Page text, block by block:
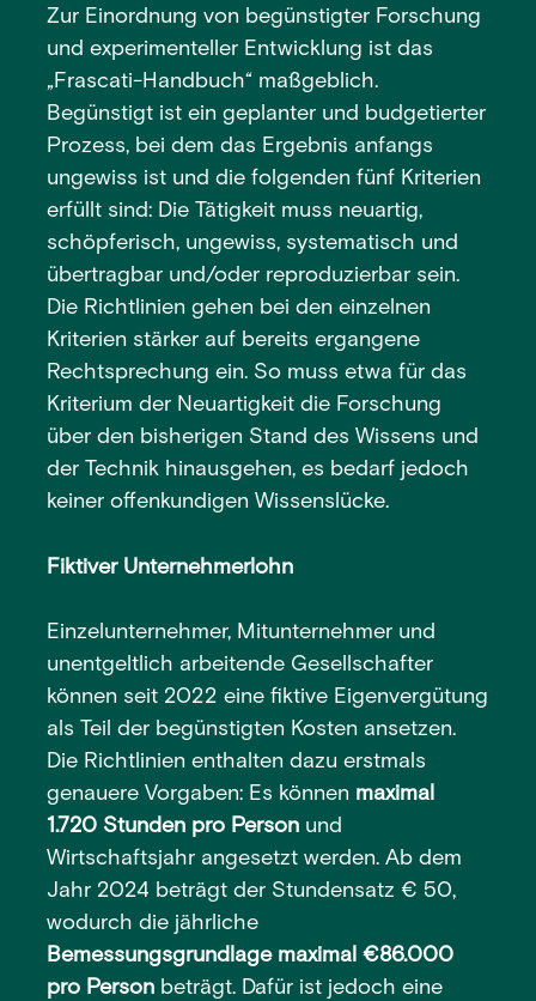
Zur Einordnung von begünstigter Forschung
und experimenteller Entwicklung ist das
„Frascati-Handbuch“ maßgeblich.
Begünstigt ist ein geplanter und budgetierter
Prozess, bei dem das Ergebnis anfangs
ungewiss ist und die folgenden fünf Kriterien
erfüllt sind: Die Tätigkeit muss neuartig,
schöpferisch, ungewiss, systematisch und
übertragbar und/oder reproduzierbar sein.
Die Richtlinien gehen bei den einzelnen
Kriterien stärker auf bereits ergangene
Rechtsprechung ein. So muss etwa für das
Kriterium der Neuartigkeit die Forschung
über den bisherigen Stand des Wissens und
der Technik hinausgehen, es bedarf jedoch
keiner offenkundigen Wissenslücke.
Fiktiver Unternehmerlohn
Einzelunternehmer, Mitunternehmer und
unentgeltlich arbeitende Gesellschafter
können seit 2022 eine fiktive Eigenvergütung
als Teil der begünstigten Kosten ansetzen.
Die Richtlinien enthalten dazu erstmals
genauere Vorgaben: Es können maximal
1.720 Stunden pro Person und
Wirtschaftsjahr angesetzt werden. Ab dem
Jahr 2024 beträgt der Stundensatz € 50,
wodurch die jährliche
Bemessungsgrundlage maximal €86.000
pro Person beträgt. Dafür ist jedoch eine